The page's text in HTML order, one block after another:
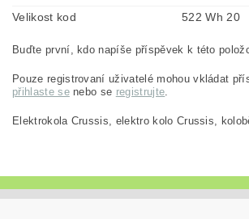
Velikost kod
522 Wh 20
Buďte první, kdo napíše příspěvek k této
Pouze registrovaní uživatelé mohou vkládat
přihlaste senebo se registrujte
Elektrokola Crussis, elektro kolo Crussis,